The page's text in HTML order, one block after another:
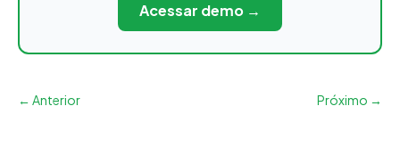
Acessar demo →
← Anterior Próximo →